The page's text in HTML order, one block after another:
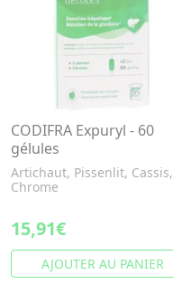
CODIFRA Expuryl - 60
gélules
Artichaut, Pissenlit, Cassis,
Chrome
15,91€
AJOUTER AU PANIER